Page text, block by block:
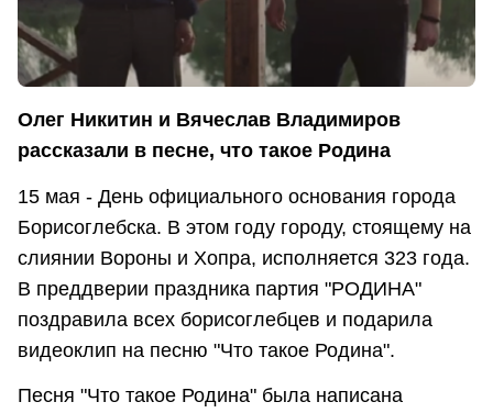
Олег Никитин и Вячеслав Владимиров
рассказали в песне, что такое Родина
15 мая - День официального основания города
Борисоглебска. В этом году городу, стоящему на
слиянии Вороны и Хопра, исполняется 323 года.
В преддверии праздника партия "РОДИНА"
поздравила всех борисоглебцев и подарила
видеоклип на песню "Что такое Родина".
Песня "Что такое Родина" была написана